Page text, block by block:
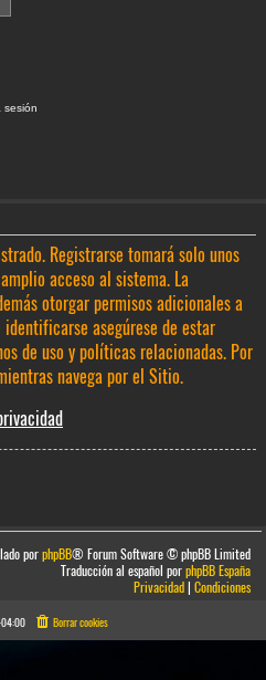
sesión
Registrarse tomará solo unos
acceso al sistema. La
otorgar permisos adicionales a
identificarse asegúrese de estar
de uso y políticas relacionadas. Por
navega por el Sitio.
porphpBB® Forum Software © phpBB Limited
Traducción al español porphpBB España
Privacidad|Condiciones
04:00 Borrar cookies